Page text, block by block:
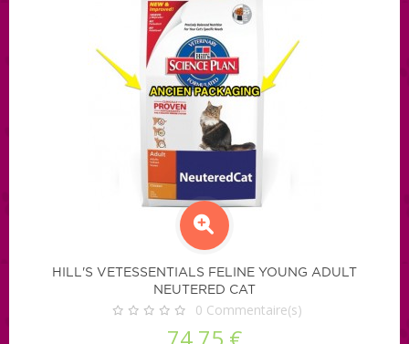
HILL'S VETESSENTIALS FELINE YOUNG ADULT
NEUTERED CAT
0 Commentaire(s)
74,75 €